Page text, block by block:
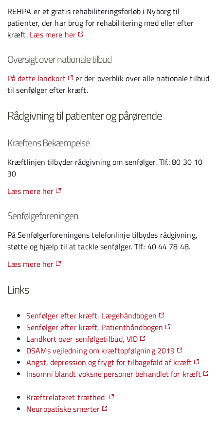
REHPA er et gratis rehabiliteringsforløb i Nyborg til
patienter, der har brug for rehabilitering med eller efter
kræft. Læs mere her
Oversigt over nationale tilbud
På dette landkort
er der overblik over alle nationale tilbud
til senfølger efter kræft.
Rådgivning til patienter og pårørende
Kræftens Bekæmpelse
Kræftlinjen tilbyder rådgivning om senfølger. Tlf.: 80 30 10
30
Læs mere her
Senfølgeforeningen
På Senfølgerforeningens telefonlinje tilbydes rådgivning,
støtte og hjælp til at tackle senfølger. Tlf.: 40 44 78 48.
Læs mere her
Links
Senfølger efter kræft, Lægehåndbogen
Senfølger efter kræft, Patienthåndbogen
Landkort over senfølgetilbud, VID
DSAMs vejledning om kræftopfølgning 2019
Angst, depression og frygt for tilbagefald af kræft
Insomni blandt voksne personer behandlet for kræft
Kræftrelateret træthed
Neuropatiske smerter